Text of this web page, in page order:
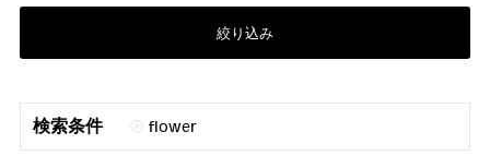
絞り込み
検索条件 flower
BUNDLES